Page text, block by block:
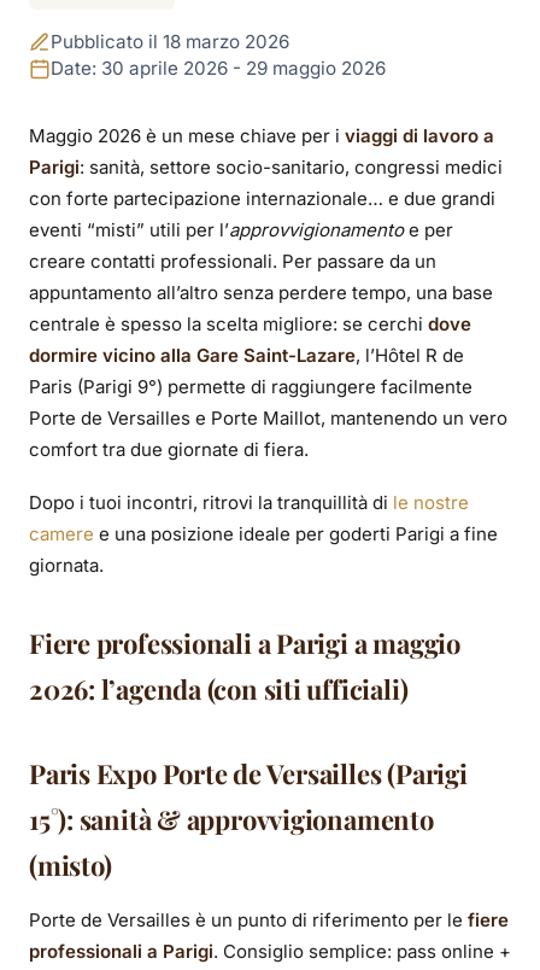
Fiere professionali a
Parigi a maggio
2026: l’agenda PRO
(sanità, congressi,
gastronomia e
approvvigionamento)
Pubblicato il 18 marzo 2026
Date: 30 aprile 2026 - 29 maggio 2026
Maggio 2026 è un mese chiave per i viaggi di lavoro a
Parigi: sanità, settore socio-sanitario, congressi medici
con forte partecipazione internazionale… e due grandi
eventi “misti” utili per l’approvvigionamentoe per
creare contatti professionali. Per passare da un
appuntamento all’altro senza perdere tempo, una base
centrale è spesso la scelta migliore: se cerchi dove
dormire vicino alla Gare Saint-Lazare, l’Hôtel R de
Paris (Parigi 9°) permette di raggiungere facilmente
Porte de Versailles e Porte Maillot, mantenendo un vero
comfort tra due giornate di fiera.
Dopo i tuoi incontri, ritrovi la tranquillità di le nostre
camere e una posizione ideale per goderti Parigi a fine
giornata.
Fiere professionali a Parigi a maggio
2026: l’agenda (con siti ufficiali)
Paris Expo Porte de Versailles (Parigi
15°): sanità & approvvigionamento
(misto)
Porte de Versailles è un punto di riferimento per le fiere
professionali a Parigi. Consiglio semplice: pass online +